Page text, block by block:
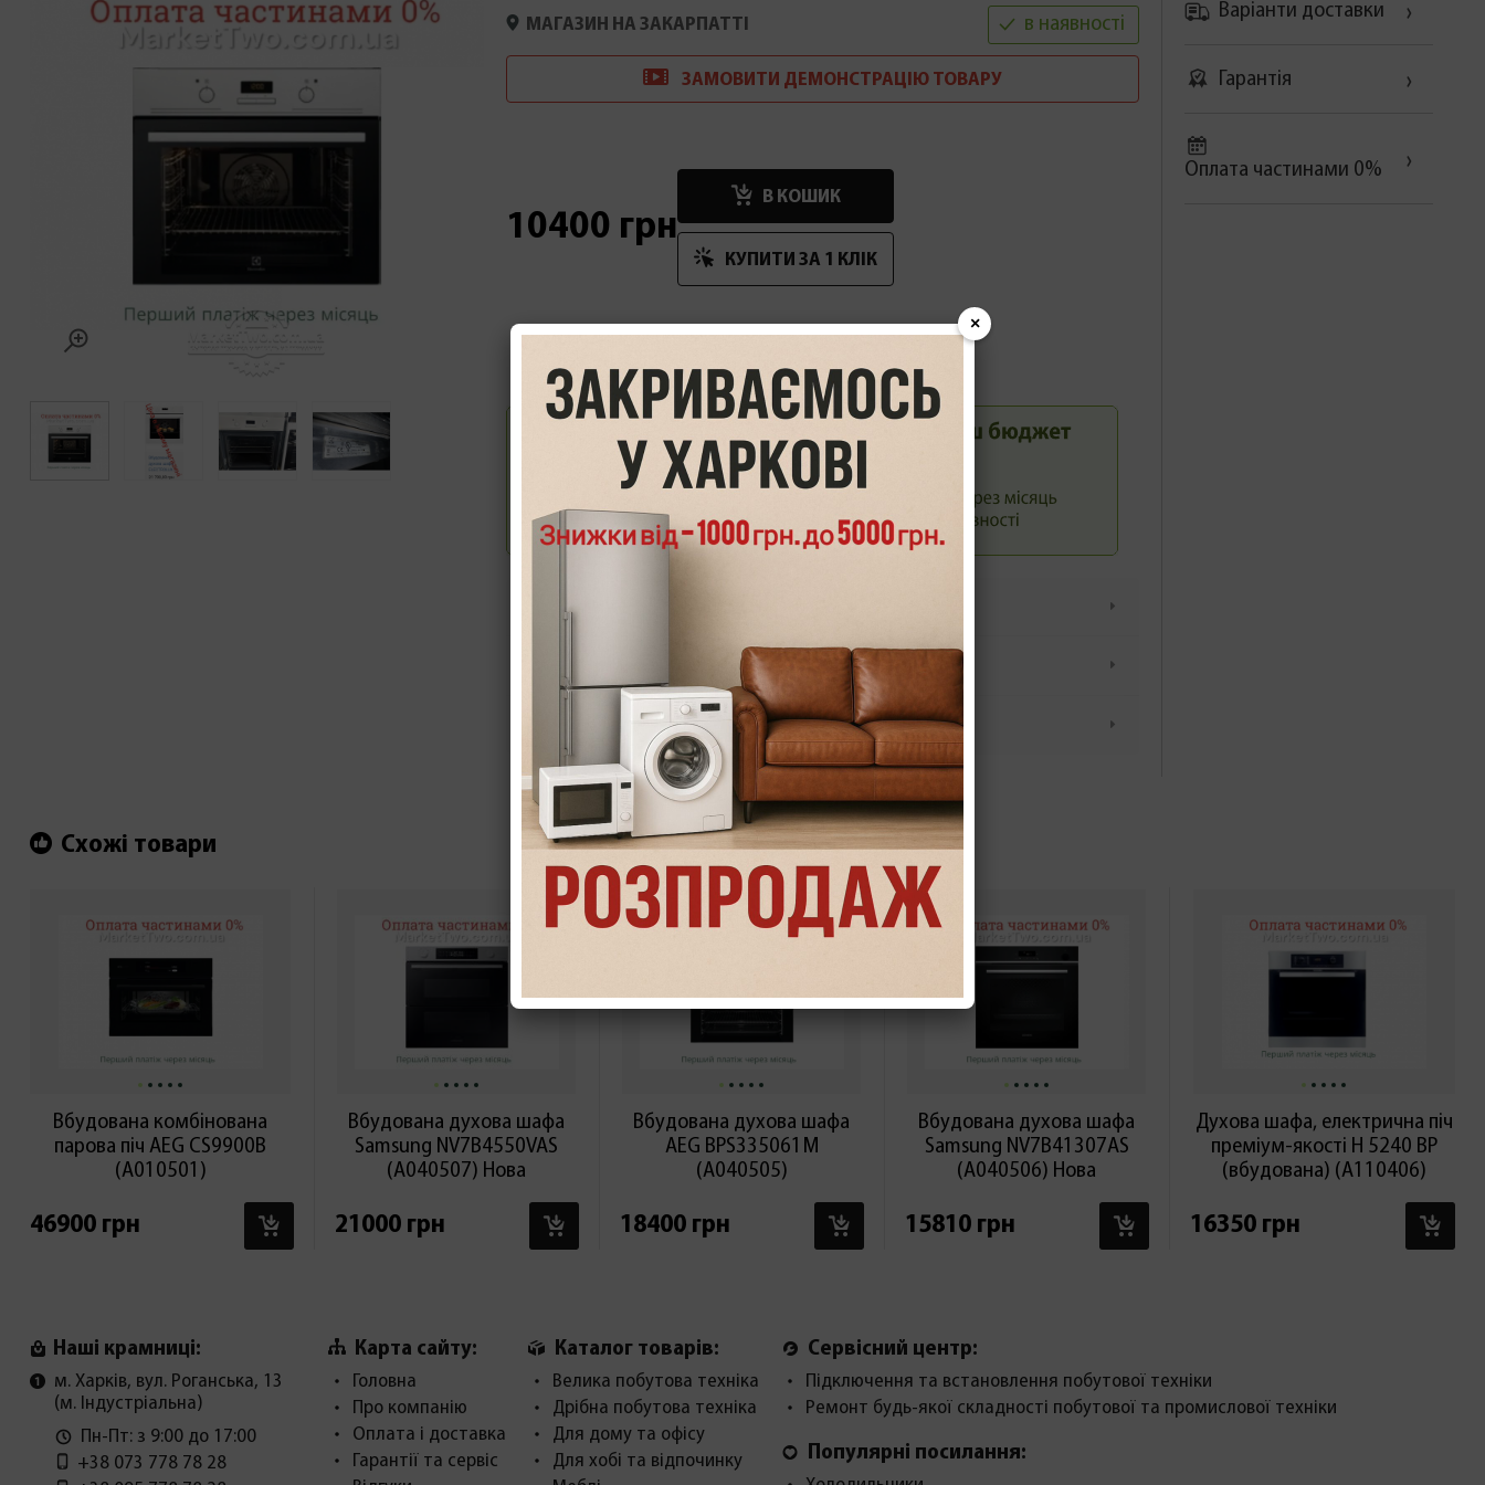
МАГАЗИН НА ЗАКАРПАТТІ в наявності
ЗАМОВИТИ ДЕМОНСТРАЦІЮТОВАРУ
10400 грн
В КОШИК
КУПИТИ ЗА 1 КЛIК
Опис
Інформація/демонстрація
Варіанти доставки
Гарантія
Оплата частинами 0%
Схожі товари
Вбудована комбінована
парова піч AEG CS9900B
(А010501)
46900 грн
В КОШИК
Вбудована духова шафа
Samsung NV7B4550VAS
(А040507) Нова
21000 грн
В КОШИК
Вбудована духова шафа
AEG BPS335061M
(А040505)
18400 грн
В КОШИК
Вбудована духова шафа
Samsung NV7B41307AS
(А040506) Нова
15810 грн
В КОШИК
Духова шафа, електрична піч
преміум-якості H 5240 BP
(вбудована) (А110406)
16350 грн
Наші крамниці:
м. Харків, вул. Роганська, 13
(м. Індустріальна)
Пн-Пт: з 9:00 до 17:00
+38 073 778 78 28
Карта сайту:
Головна
Про компанію
Оплата і доставка
Гарантії та сервіс
Каталог товарів:
Велика побутова техніка
Дрібна побутова техніка
Для дому та офісу
Для хобі та відпочинку
Сервісний центр:
Підключення та встановлення побутової техніки
Ремонт будь-якої складності побутової та промислової техніки
Популярні посилання:
×